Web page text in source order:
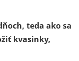
teda ako sa
kvasinky,